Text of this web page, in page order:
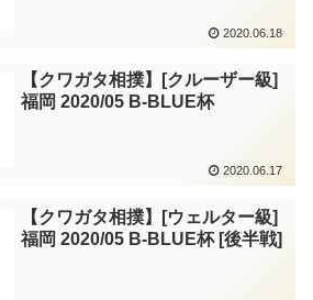
2020.06.18
【クワガタ相撲】[クルーザー級]
福岡 2020/05 B-BLUE杯
2020.06.17
【クワガタ相撲】[ウェルター級]
福岡 2020/05 B-BLUE杯 [後半戦]